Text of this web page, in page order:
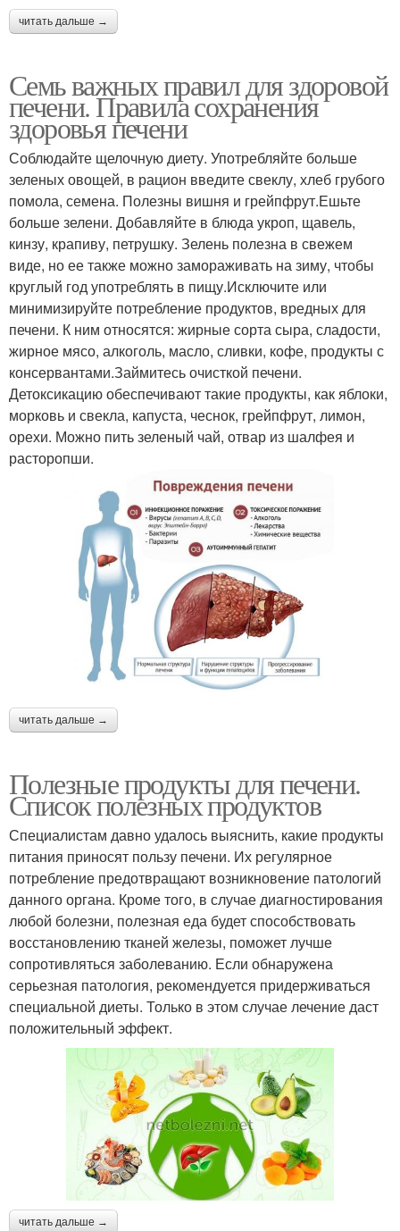
читать дальше →
Семь важных правил для здоровой
печени. Правила сохранения
здоровья печени
Соблюдайте щелочную диету. Употребляйте больше
зеленых овощей, в рацион введите свеклу, хлеб грубого
помола, семена. Полезны вишня и грейпфрут.Ешьте
больше зелени. Добавляйте в блюда укроп, щавель,
кинзу, крапиву, петрушку. Зелень полезна в свежем
виде, но ее также можно замораживать на зиму, чтобы
круглый год употреблять в пищу.Исключите или
минимизируйте потребление продуктов, вредных для
печени. К ним относятся: жирные сорта сыра, сладости,
жирное мясо, алкоголь, масло, сливки, кофе, продукты с
консервантами.Займитесь очисткой печени.
Детоксикацию обеспечивают такие продукты, как яблоки,
морковь и свекла, капуста, чеснок, грейпфрут, лимон,
орехи. Можно пить зеленый чай, отвар из шалфея и
расторопши.
читать дальше →
Полезные продукты для печени.
Список полезных продуктов
Специалистам давно удалось выяснить, какие продукты
питания приносят пользу печени. Их регулярное
потребление предотвращают возникновение патологий
данного органа. Кроме того, в случае диагностирования
любой болезни, полезная еда будет способствовать
восстановлению тканей железы, поможет лучше
сопротивляться заболеванию. Если обнаружена
серьезная патология, рекомендуется придерживаться
специальной диеты. Только в этом случае лечение даст
положительный эффект.
читать дальше →